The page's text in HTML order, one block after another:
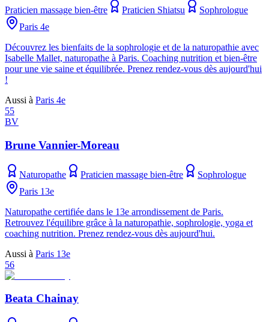
Praticien massage bien-être
Praticien Shiatsu
Sophrologue
Paris 4e
Découvrez les bienfaits de la sophrologie et de la naturopathie avec
Isabelle Mallet, naturopathe à Paris. Coaching nutrition et bien-être
pour une vie saine et équilibrée. Prenez rendez-vous dès aujourd'hui
!
Aussi à Paris 4e
55
BV
Brune Vannier-Moreau
Naturopathe Praticien massage bien-être
Sophrologue
Paris 13e
Naturopathe certifiée dans le 13e arrondissement de Paris.
Retrouvez l'équilibre grâce à la naturopathie, sophrologie, yoga et
coaching nutrition. Prenez rendez-vous dès aujourd'hui.
Aussi à Paris 13e
56
Beata Chainay